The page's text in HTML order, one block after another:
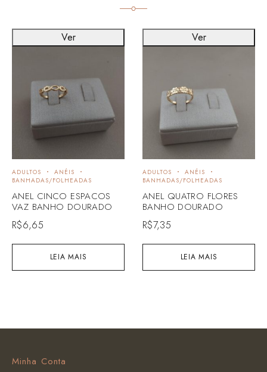
LEIA MAIS
ADULTOS
ANÉIS
BANHADAS/FOLHEADAS
ANEL CINCO ESPACOS
VAZ BANHO DOURADO
R$6,65
Ver
LEIA MAIS
ADULTOS
ANÉIS
BANHADAS/FOLHEADAS
ANEL QUATRO FLORES
BANHO DOURADO
R$7,35
Ver
Minha Conta